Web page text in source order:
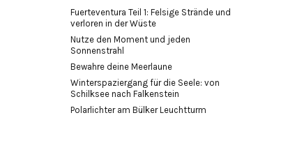
Fuerteventura Teil 1: Felsige Strände und
verloren in der Wüste
Nutze den Moment und jeden
Sonnenstrahl
Bewahre deine Meerlaune
Winterspaziergang für die Seele: von
Schilksee nach Falkenstein
Polarlichter am Bülker Leuchtturm